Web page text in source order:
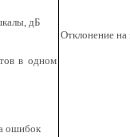
дБ
Отклонение
в одном
ошибок